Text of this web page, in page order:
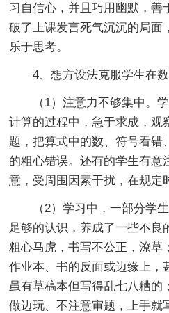
习自信心，并且巧用幽默，善
破了上课发言死气沉沉的局面
乐于思考。
4、想方设法克服学生在数
（1）注意力不够集中。学
计算的过程中，急于求成，观
题，把算式中的数、符号看错
的粗心错误。还有的学生有意
意，受周围因素干扰，在规定
（2）学习中，一部分学生
足够的认识，养成了一些不良
粗心马虎，书写不公正，潦草
作业本、书的反面或边缘上，
虽有草稿本但写得乱七八糟的
做边玩、不注意审题，上手就